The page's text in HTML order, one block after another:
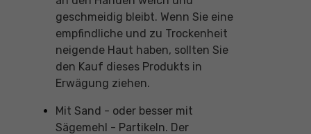
geschmeidig bleibt. Wenn Sie eine
empfindliche und zu Trockenheit
neigende Haut haben, sollten Sie
den Kauf dieses Produkts in
Erwägung ziehen.
Mit Sand - oder besser mit
Sägemehl - Partikeln. Der